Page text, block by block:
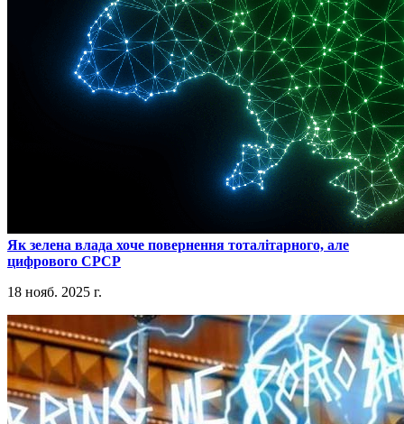
​Як зелена влада хоче повернення тоталітарного, але
цифрового СРСР
18 нояб. 2025 г.